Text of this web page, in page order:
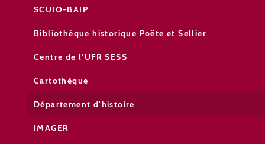
SCUIO-BAIP
Bibliothèque historique Poëte et Sellier
Centre de l’UFR SESS
Cartothèque
Département d'histoire
IMAGER